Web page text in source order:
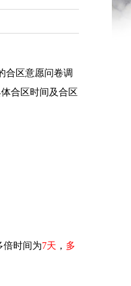
合区意愿问卷调
体合区时间及合区
倍时间为7天 ， 多